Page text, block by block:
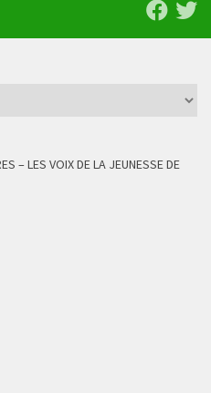
– LES VOIX DE LA JEUNESSE DE